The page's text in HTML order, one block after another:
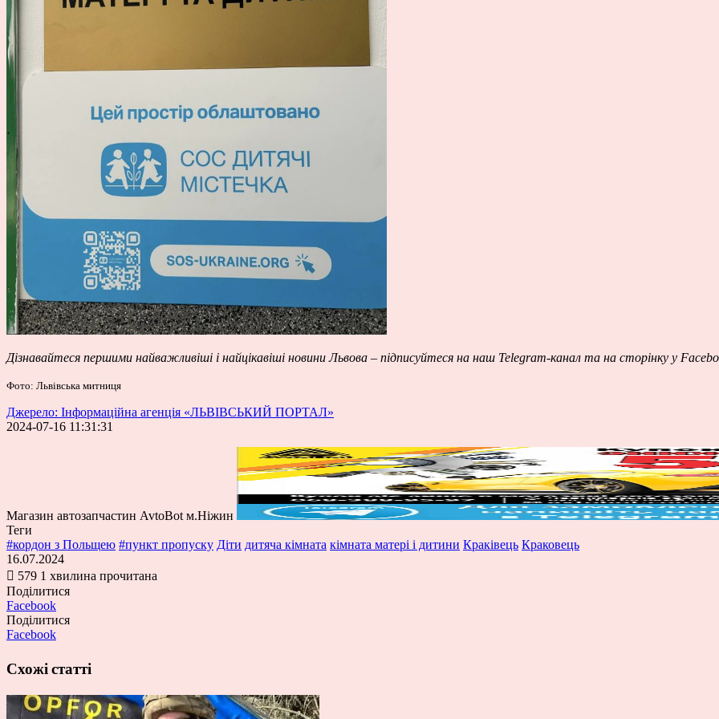
Дізнавайтеся першими найважливіші і найцікавіші новини Львова – підписуйтеся на наш Telegram-канал та на сторінку у
Фото: Львівська митниця
Джерело: Інформаційна агенція «ЛЬВІВСЬКИЙ ПОРТАЛ»
2024-07-16 11:31:31
Магазин автозапчастин AvtoBot м.Ніжин
Теги
#кордон з Польщею #пункт пропуску Діти дитяча кімната кімната матері і дитини Краківець Краковець
16.07.2024
579 1 хвилина прочитана
Поділитися
Facebook
Поділитися
Facebook
Схожі статті